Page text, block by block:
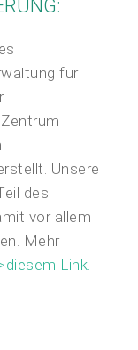
für
Unsere
des
vor allem
Mehr
Link.